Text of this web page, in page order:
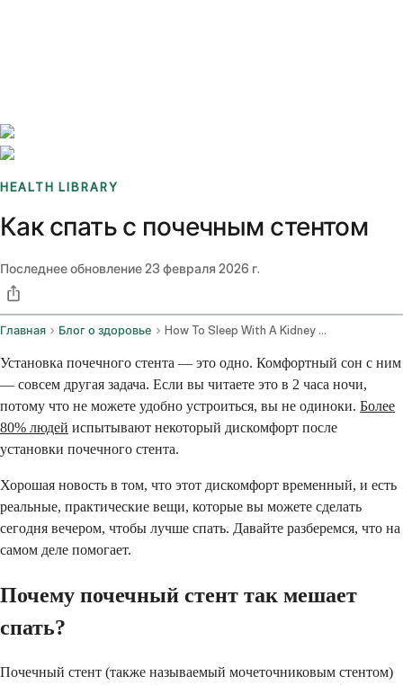
HEALTH LIBRARY
Как спать с почечным стентом
Последнее обновление23 февраля 2026 г.
Главная Блог о здоровье How To Sleep With A Kidney Stent
Установка почечного стента — это одно. Комфортный сон с ним
— совсем другая задача. Если вы читаете это в 2 часа ночи,
потому что не можете удобно устроиться, вы не одиноки. Более
80% людей испытывают некоторый дискомфорт после
установки почечного стента.
Хорошая новость в том, что этот дискомфорт временный, и есть
реальные, практические вещи, которые вы можете сделать
сегодня вечером, чтобы лучше спать. Давайте разберемся, что на
самом деле помогает.
Почему почечный стент так мешает
спать?
Почечный стент (также называемый мочеточниковым стентом)